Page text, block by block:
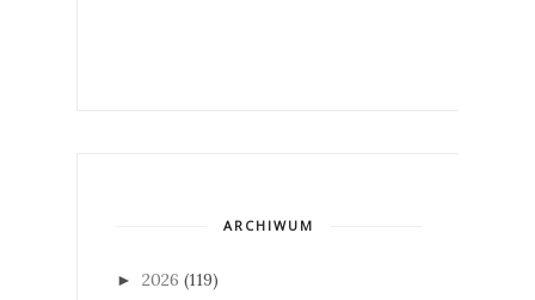
ARCHIWUM
► 2026 (119)